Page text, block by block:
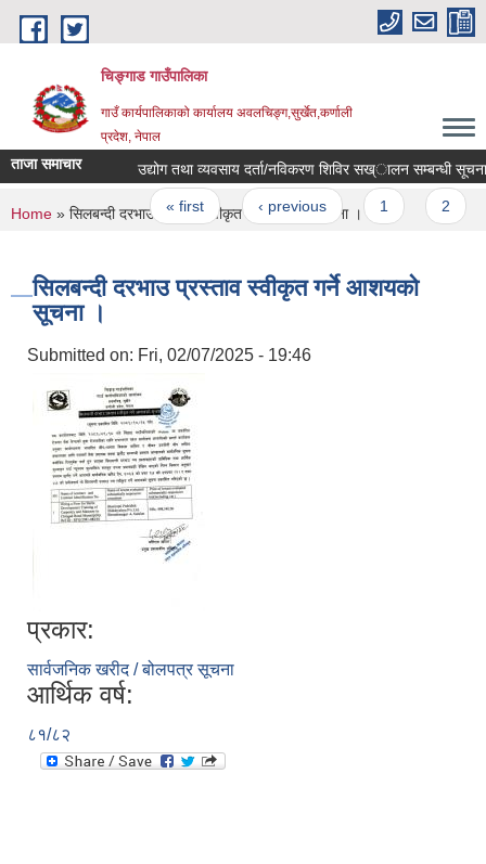
Skip to main content
चिङ्गाड गाउँपालिका
गाउँ कार्यपालिकाको कार्यालय अवलचिङ्ग,सुर्खेत,कर्णाली
प्रदेश, नेपाल
ताजा समाचार उद्योग तथा व्यवसाय दर्ता/नविकरण शिविर सख्ालन सम्बन्धी सूचना
Pages
« first ‹ previous 1
You are here
Home » सिलबन्दी दरभाउ प्रस्ताव स्वीकृत गर्ने आशयको सूचना ।
सिलबन्दी दरभाउ प्रस्ताव स्वीकृत गर्ने आशयको
सूचना ।
Submitted on: Fri, 02/07/2025 - 19:46
प्रकार:
सार्वजनिक खरीद / बोलपत्र सूचना
आर्थिक वर्ष:
८१/८२